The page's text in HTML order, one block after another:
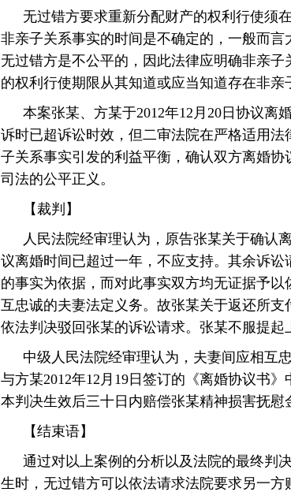
无过错方要求重新分配财产的权利行使须
非亲子关系事实的时间是不确定的，一般而
无过错方是不公平的，因此法律应明确非亲
的权利行使期限从其知道或应当知道存在非亲
本案张某、方某于2012年12月20日协议离
诉时已超诉讼时效，但二审法院在严格适用
子关系事实引发的利益平衡，确认双方离婚
司法的公平正义。
【裁判】
人民法院经审理认为，原告张某关于确认
议离婚时间已超过一年，不应支持。其余诉
的事实为依据，而对此事实双方均无证据予
互忠诚的夫妻法定义务。故张某关于返还所
依法判决驳回张某的诉讼请求。张某不服提起
中级人民法院经审理认为，夫妻间应相互
与方某2012年12月19日签订的《离婚协议书
本判决生效后三十日内赔偿张某精神损害抚慰
【结束语】
通过对以上案例的分析以及法院的最终判
生时，无过错方可以依法请求法院要求另一